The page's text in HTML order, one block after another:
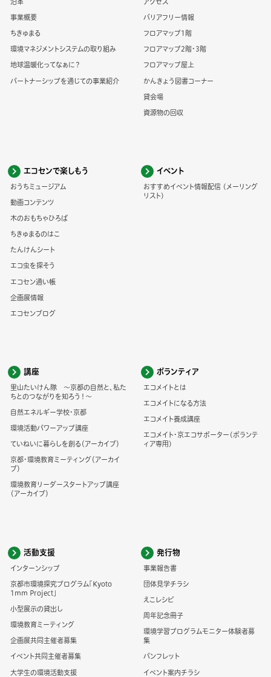
沿革
事業概要
ちきゅまる
環境マネジメントシステムの取り組み
地球温暖化ってなぁに？
パートナーシップを通じての事業紹介
アクセス
バリアフリー情報
フロアマップ1階
フロアマップ2階・3階
フロアマップ屋上
かんきょう図書コーナー
貸会場
資源物の回収
エコセンで楽しもう
おうちミュージアム
動画コンテンツ
木のおもちゃひろば
ちきゅまるのはこ
たんけんシート
エコ虫を探そう
エコセン通い帳
企画展情報
エコセンブログ
イベント
おすすめイベント情報配信 (メーリング
リスト)
講座
里山たいけん隊 ～京都の自然と、私た
ちとのつながりを知ろう！～
自然エネルギー学校・京都
環境活動パワーアップ講座
ていねいに暮らしを創る（アーカイブ）
京都・環境教育ミーティング（アーカイ
ブ）
環境教育リーダースタートアップ講座
（アーカイブ）
ボランティア
エコメイトとは
エコメイトになる方法
エコメイト養成講座
エコメイト・京エコサポーター(ボランテ
ィア専用)
活動支援
インターンシップ
京都市環境探究プログラム「Kyoto
1mm Project」
小型展示の貸出し
環境教育ミーティング
企画展共同主催者募集
イベント共同主催者募集
大学生の環境活動支援
発行物
事業報告書
団体見学チラシ
えこレシピ
周年記念冊子
環境学習プログラムモニター体験者募
集
パンフレット
イベント案内チラシ